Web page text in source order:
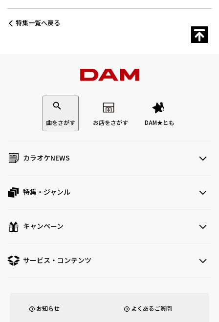
特集一覧へ戻る
曲をさがす お店をさがす DAM★とも
カラオケNEWS
特集・ジャンル
キャンペーン
サービス・コンテンツ
お知らせ よくあるご質問